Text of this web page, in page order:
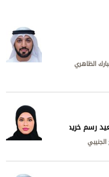
الظاهري
رسم خريطة التوتر في البحر الأحمر